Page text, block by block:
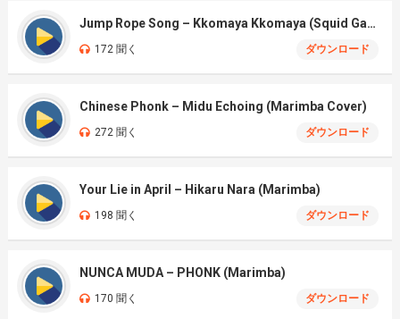
Jump Rope Song – Kkomaya Kkomaya (Squid Game Season 3)
172 聞く ダウンロード
Chinese Phonk – Midu Echoing (Marimba Cover)
272 聞く ダウンロード
Your Lie in April – Hikaru Nara (Marimba)
198 聞く ダウンロード
NUNCA MUDA – PHONK (Marimba)
170 聞く ダウンロード